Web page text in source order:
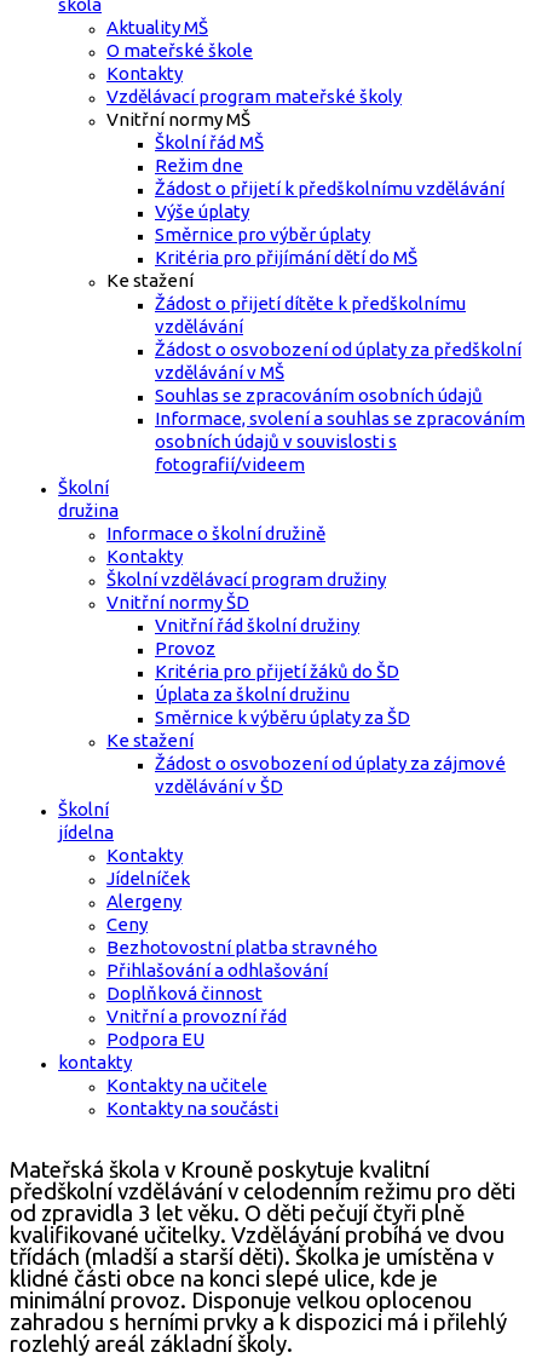
škola
Aktuality MŠ
O mateřské škole
Kontakty
Vzdělávací program mateřské školy
Vnitřní normy MŠ
Školní řád MŠ
Režim dne
Žádost o přijetí k předškolnímu vzdělávání
Výše úplaty
Směrnice pro výběr úplaty
Kritéria pro přijímání dětí do MŠ
Ke stažení
Žádost o přijetí dítěte k předškolnímu
vzdělávání
Žádost o osvobození od úplaty za předškolní
vzdělávání v MŠ
Souhlas se zpracováním osobních údajů
Informace, svolení a souhlas se zpracováním
osobních údajů v souvislosti s
fotografií/videem
Školní
družina
Informace o školní družině
Kontakty
Školní vzdělávací program družiny
Vnitřní normy ŠD
Vnitřní řád školní družiny
Provoz
Kritéria pro přijetí žáků do ŠD
Úplata za školní družinu
Směrnice k výběru úplaty za ŠD
Ke stažení
Žádost o osvobození od úplaty za zájmové
vzdělávání v ŠD
Školní
jídelna
Kontakty
Jídelníček
Alergeny
Ceny
Bezhotovostní platba stravného
Přihlašování a odhlašování
Doplňková činnost
Vnitřní a provozní řád
Podpora EU
kontakty
Kontakty na učitele
Kontakty na součásti
Mateřská škola v Krouně poskytuje kvalitní
předškolní vzdělávání v celodenním režimu pro děti
od zpravidla 3 let věku. O děti pečují čtyři plně
kvalifikované učitelky. Vzdělávání probíhá ve dvou
třídách (mladší a starší děti). Školka je umístěna v
klidné části obce na konci slepé ulice, kde je
minimální provoz. Disponuje velkou oplocenou
zahradou s herními prvky a k dispozici má i přilehlý
rozlehlý areál základní školy.